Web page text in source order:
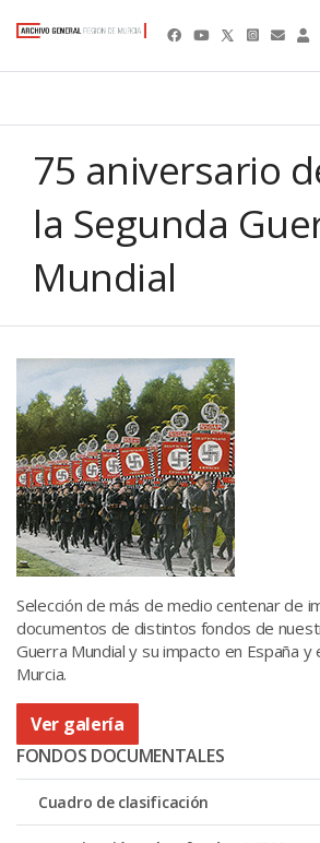
75 aniversario
la Segunda
Mundial
Selección de más de medio centenar de
documentos de distintos fondos de
Guerra Mundial y su impacto en España y
Murcia.
Ver galería
FONDOS DOCUMENTALES
Cuadro de clasificación